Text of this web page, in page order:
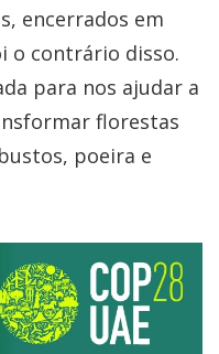
encerrados em
o contrário disso.
para nos ajudar a
florestas
poeira e